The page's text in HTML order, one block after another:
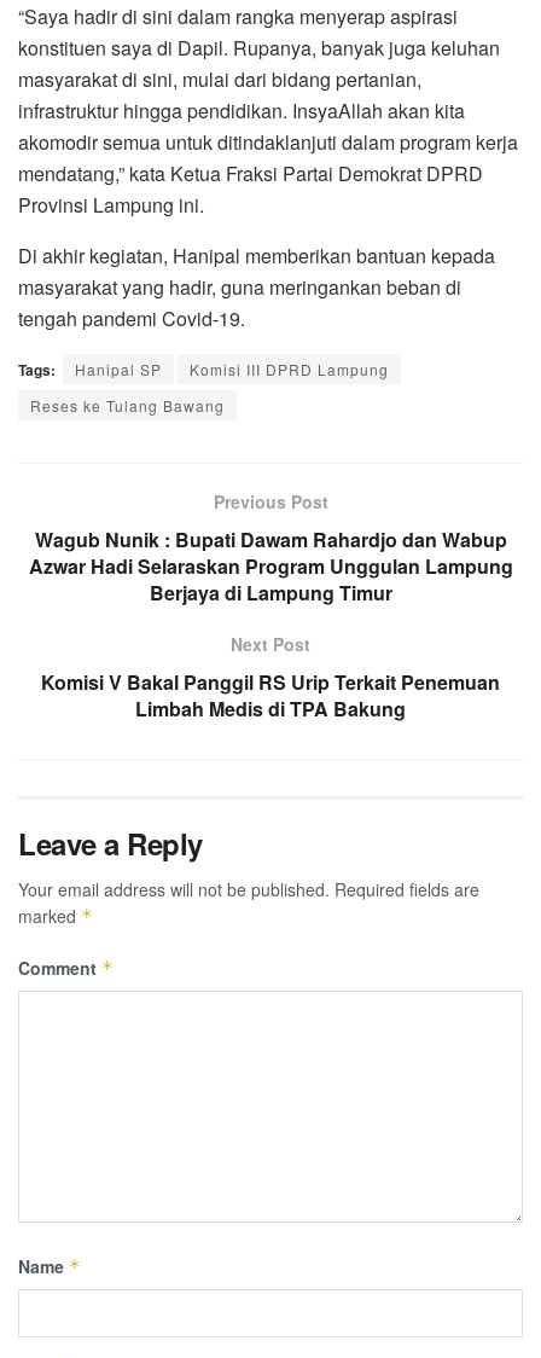
“Saya hadir di sini dalam rangka menyerap aspirasi
konstituen saya di Dapil. Rupanya, banyak juga keluhan
masyarakat di sini, mulai dari bidang pertanian,
infrastruktur hingga pendidikan. InsyaAllah akan kita
akomodir semua untuk ditindaklanjuti dalam program kerja
mendatang,” kata Ketua Fraksi Partai Demokrat DPRD
Provinsi Lampung ini.
Di akhir kegiatan, Hanipal memberikan bantuan kepada
masyarakat yang hadir, guna meringankan beban di
tengah pandemi Covid-19.
Tags: Hanipal SP
Komisi III DPRD Lampung
Reses ke Tulang Bawang
Previous Post
Wagub Nunik : Bupati Dawam Rahardjo dan Wabup
Azwar Hadi Selaraskan Program Unggulan Lampung
Berjaya di Lampung Timur
Next Post
Komisi V Bakal Panggil RS Urip Terkait Penemuan
Limbah Medis di TPA Bakung
Leave a Reply
Your email address will not be published. Required fields are
marked *
Comment *
Name *